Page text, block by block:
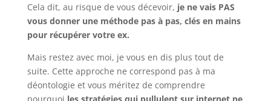
Cela dit, au risque de vous décevoir, je ne vais PAS
vous donner une méthode pas à pas, clés en mains
pour récupérer votre ex.
Mais restez avec moi, je vous en dis plus tout de
suite. Cette approche ne correspond pas à ma
déontologie et vous méritez de comprendre